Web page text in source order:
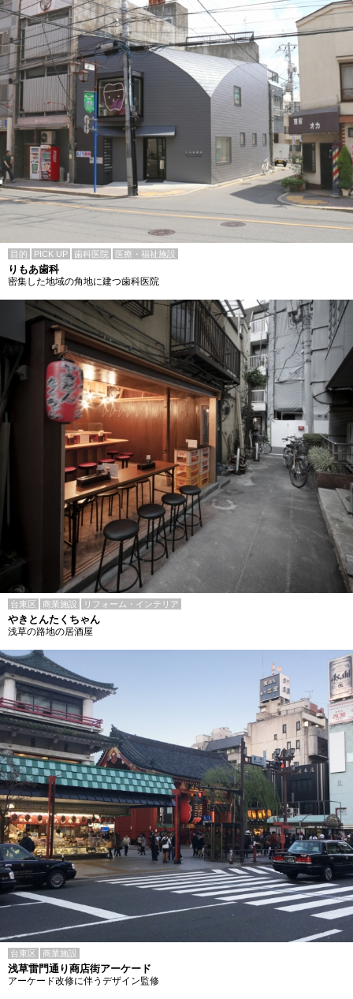
目的 PICK UP 歯科医院 医療・福祉施設
りもあ歯科
密集した地域の角地に建つ歯科医院
台東区 商業施設 リフォーム・インテリア
やきとんたくちゃん
浅草の路地の居酒屋
台東区 商業施設
浅草雷門通り商店街アーケード
アーケード改修に伴うデザイン監修